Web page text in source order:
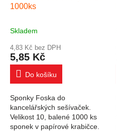
1000ks
Skladem
4,83 Kč bez DPH
5,85 Kč
Do košíku
Sponky Foska do
kancelářských sešívaček.
Velikost 10, balené 1000 ks
sponek v papírové krabičce.